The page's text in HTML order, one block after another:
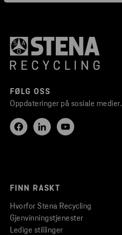
FØLG OSS
Oppdateringer på sosiale medier.
FINN RASKT
Hvorfor Stena Recycling
Gjenvinningstjenester
Ledige stillinger